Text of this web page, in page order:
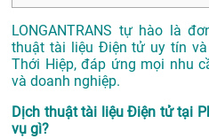
LONGANTRANS tự hào là
thuật tài liệu Điện tử uy tín
Thới Hiệp, đáp ứng mọi nhu
và doanh nghiệp.
Dịch thuật tài liệu Điện tử tại
vụ gì?